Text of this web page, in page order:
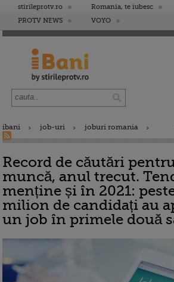
stirileprotv.ro Romania, te iubesc
PROTV NEWS
VOYO
ibani job-uri joburi romania
Record de căutări
muncă, anul trecut.
menține și în 2021:
milion de candidați au
un job în primele două